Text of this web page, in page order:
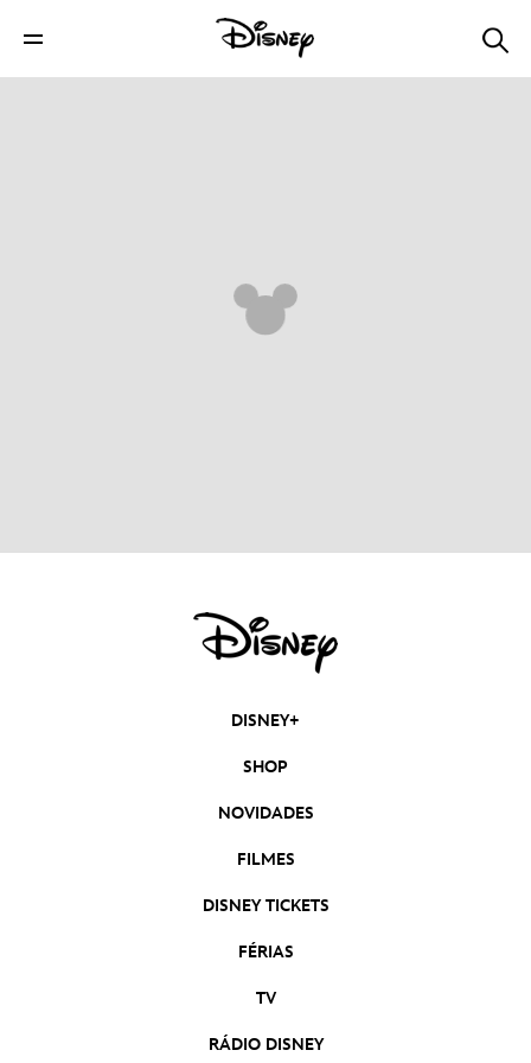
DISNEY+
SHOP
NOVIDADES
FILMES
DISNEY TICKETS
FÉRIAS
TV
RÁDIO DISNEY